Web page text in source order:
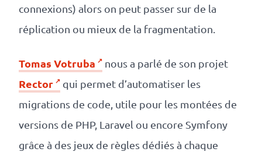
connexions) alors on peut passer sur de la
réplication ou mieux de la fragmentation.
Tomas Votruba nous a parlé de son projet
Rector
qui permet d’automatiser les
migrations de code, utile pour les montées de
versions de PHP, Laravel ou encore Symfony
grâce à des jeux de règles dédiés à chaque